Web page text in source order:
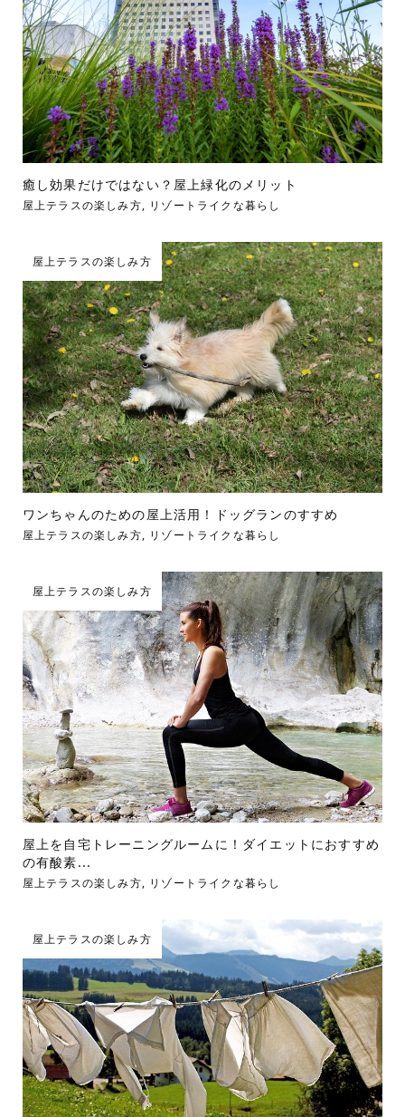
癒し効果だけではない？屋上緑化のメリット
屋上テラスの楽しみ方, リゾートライクな暮らし
屋上テラスの楽しみ方
ワンちゃんのための屋上活用！ドッグランのすすめ
屋上テラスの楽しみ方, リゾートライクな暮らし
屋上テラスの楽しみ方
屋上を自宅トレーニングルームに！ダイエットにおすすめ
の有酸素...
屋上テラスの楽しみ方, リゾートライクな暮らし
屋上テラスの楽しみ方